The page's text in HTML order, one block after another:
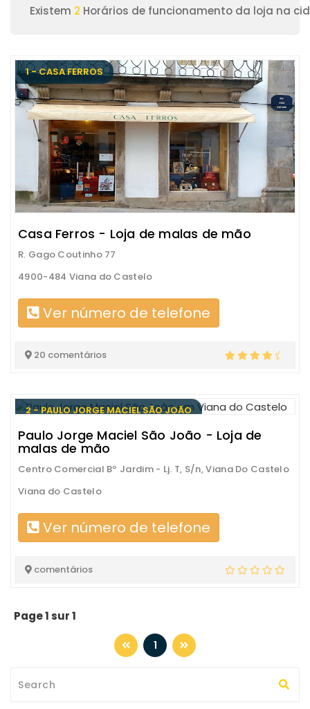
Existem 2 Horários de funcionamento da loja na
1 - CASA FERROS
Casa Ferros - Loja de malas de mão
R. Gago Coutinho 77
4900-484 Viana do Castelo
Ver número de telefone
20 comentários
2 - PAULO JORGE MACIEL SÃO JOÃO
Paulo Jorge Maciel São João - Loja de
malas de mão
Centro Comercial Bº Jardim - Lj. T, S/n, Viana Do Castelo
Viana do Castelo
Ver número de telefone
comentários
Page 1 sur 1
1